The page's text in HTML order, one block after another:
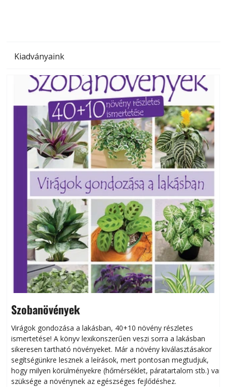
Kiadványaink
Szobanövények
Virágok gondozása a lakásban, 40+10 növény részletes
ismertetése! A könyv lexikonszerűen veszi sorra a lakásban
sikeresen tart­ha­tó növényeket. Már a növény kiválasztásakor
segítségünkre lesznek a leírások, mert pontosan megtudjuk,
hogy milyen körülményekre (hőmérséklet, páratartalom stb.) van
szüksége a növénynek az egészséges fejlődéshez.